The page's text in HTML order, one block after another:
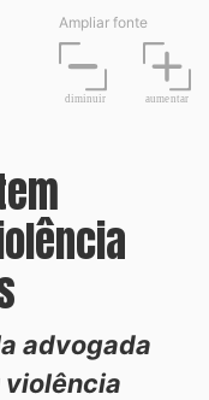
Ampliar fonte
diminuir aumentar
advogada
violência